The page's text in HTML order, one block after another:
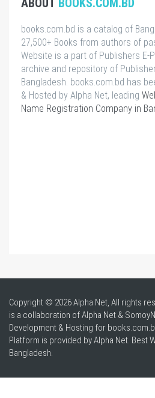
books.com.bd is a catalog of
27,500+ Books from authors of
Website is a part of Publishers E-
archive and repository of
Bangladesh. books.com.bd has
& Hosted by Alpha Net, leading
Name Registration Company in
Copyright © 2026 Alpha Net, All rights
is a collaboration of Alpha Net &
Development & Hosting for
Platform is provided by Alpha Net. Best
Bangladesh.